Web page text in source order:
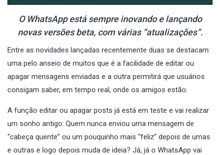
O WhatsApp está sempre inovando e lançando
novas versões beta, com várias “atualizações”.
Entre as novidades lançadas recentemente duas se destacam:
uma pelo anseio de muitos que é a facilidade de editar ou
apagar mensagens enviadas e a outra permitirá que usuários
consigam saber, em tempo real, onde os amigos estão.
A função editar ou apagar posts já está em teste e vai realizar
um sonho antigo: Quem nunca enviou uma mensagem de
“cabeça quente” ou um pouquinho mais “feliz” depois de umas
e outras e logo depois muda de ideia? Já, já o WhatsApp vai